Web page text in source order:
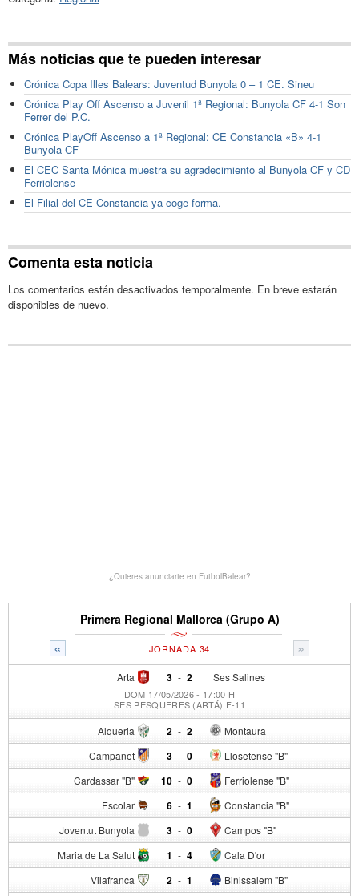
Más noticias que te pueden interesar
Crónica Copa Illes Balears: Juventud Bunyola 0 – 1 CE. Sineu
Crónica Play Off Ascenso a Juvenil 1ª Regional: Bunyola CF 4-1 Son
Ferrer del P.C.
Crónica PlayOff Ascenso a 1ª Regional: CE Constancia «B» 4-1
Bunyola CF
El CEC Santa Mónica muestra su agradecimiento al Bunyola CF y CD
Ferriolense
El Filial del CE Constancia ya coge forma.
Comenta esta noticia
Los comentarios están desactivados temporalmente. En breve estarán
disponibles de nuevo.
¿Quieres anunciarte en FutbolBalear?
Primera Regional Mallorca (Grupo A)
« »
JORNADA 34
Arta 3 - Ses Salines
2
DOM 17/05/2026 - 17:00 H
SES PESQUERES (ARTÁ) F-11
Alqueria 2 - Montaura
2
Campanet 3 - Llosetense "B"
0
Cardassar "B" 10 - Ferriolense "B"
0
Escolar 6 - Constancia "B"
1
Joventut Bunyola 3 - Campos "B"
0
Maria de La Salut 1 - Cala D'or
4
Vilafranca 2 - Binissalem "B"
1